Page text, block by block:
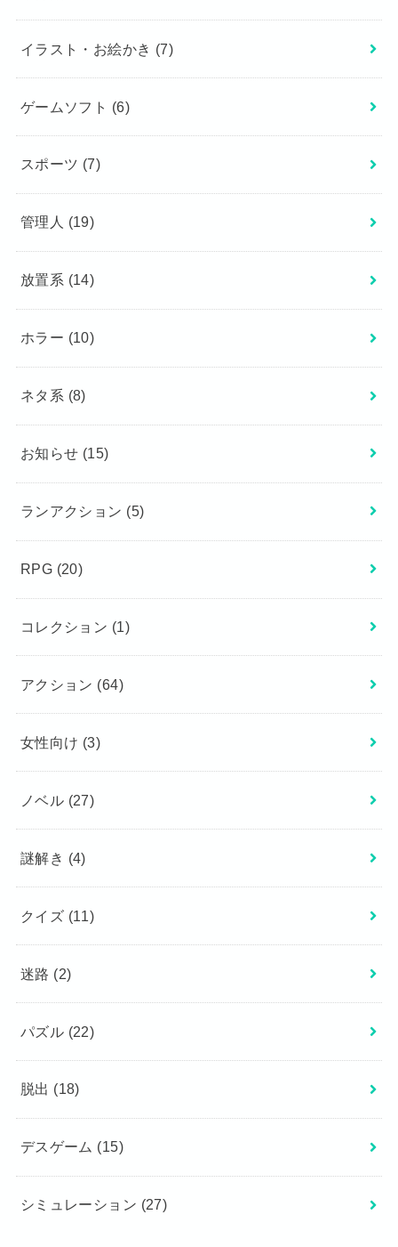
イラスト・お絵かき (7)
ゲームソフト (6)
スポーツ (7)
管理人 (19)
放置系 (14)
ホラー (10)
ネタ系 (8)
お知らせ (15)
ランアクション (5)
RPG (20)
コレクション (1)
アクション (64)
女性向け (3)
ノベル (27)
謎解き (4)
クイズ (11)
迷路 (2)
パズル (22)
脱出 (18)
デスゲーム (15)
シミュレーション (27)